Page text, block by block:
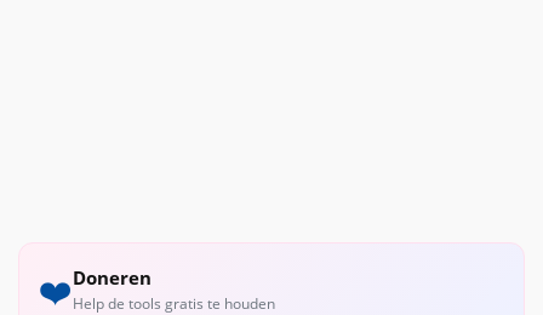
❤️Doneren
Help de tools gratis te houden